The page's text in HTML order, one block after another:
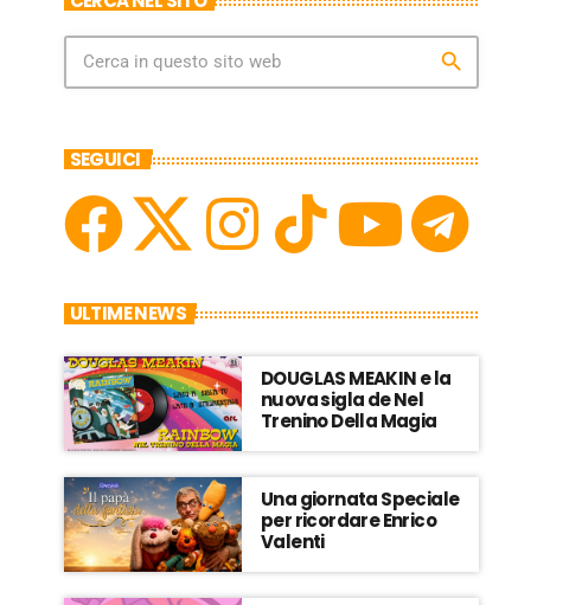
search
SEGUICI
ULTIME NEWS
DOUGLAS MEAKIN e la
nuova sigla de Nel
Trenino Della Magia
Una giornata Speciale
per ricordare Enrico
Valenti